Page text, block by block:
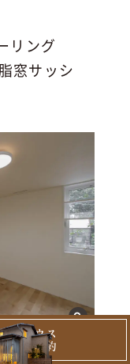
リング
窓サッシ
ルハウス
見学予約